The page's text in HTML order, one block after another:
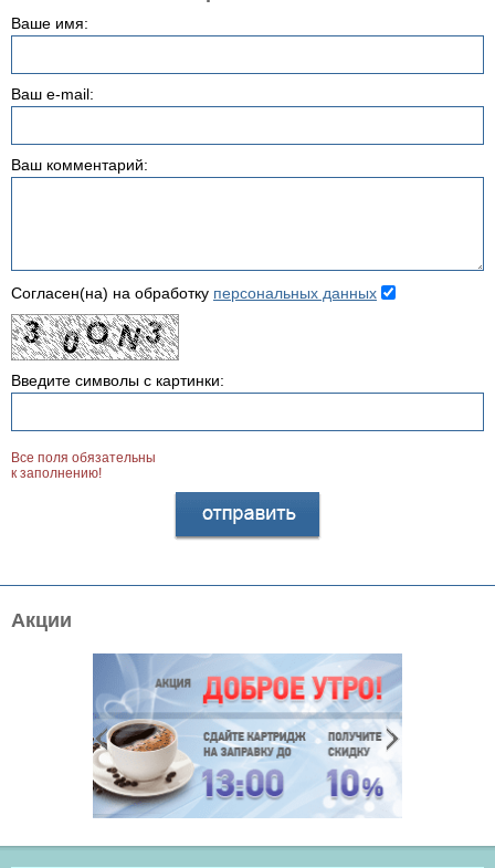
Акции
Ваше имя:
Ваш e-mail:
Ваш комментарий:
Согласен(на) на обработку персональных данных
Введите символы с картинки:
Все поля обязательны
к заполнению!